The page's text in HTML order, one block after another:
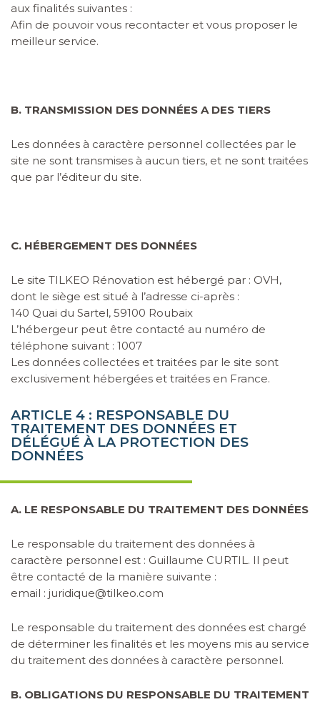
aux finalités suivantes :
Afin de pouvoir vous recontacter et vous proposer le
meilleur service.
B. TRANSMISSION DES DONNÉES A DES TIERS
Les données à caractère personnel collectées par le
site ne sont transmises à aucun tiers, et ne sont traitées
que par l’éditeur du site.
C. HÉBERGEMENT DES DONNÉES
Le site TILKEO Rénovation est hébergé par : OVH,
dont le siège est situé à l’adresse ci-après :
140 Quai du Sartel, 59100 Roubaix
L’hébergeur peut être contacté au numéro de
téléphone suivant : 1007
Les données collectées et traitées par le site sont
exclusivement hébergées et traitées en France.
ARTICLE 4 : RESPONSABLE DU
TRAITEMENT DES DONNÉES ET
DÉLÉGUÉ À LA PROTECTION DES
DONNÉES
A. LE RESPONSABLE DU TRAITEMENT DES DONNÉES
Le responsable du traitement des données à
caractère personnel est : Guillaume CURTIL. Il peut
être contacté de la manière suivante :
email : juridique@tilkeo.com
Le responsable du traitement des données est chargé
de déterminer les finalités et les moyens mis au service
du traitement des données à caractère personnel.
B. OBLIGATIONS DU RESPONSABLE DU TRAITEMENT